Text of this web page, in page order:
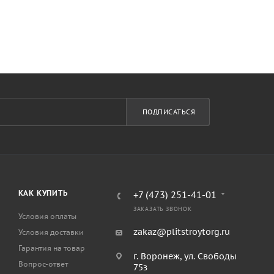
ПОДПИСАТЬСЯ
КАК КУПИТЬ
Условия оплаты
Условия доставки
Гарантия на товар
Вопрос-ответ
+7 (473) 251-41-01
ЗАКАЗАТЬ ЗВОНОК
zakaz@plitstroytorg.ru
г. Воронеж, ул. Свободы
75з